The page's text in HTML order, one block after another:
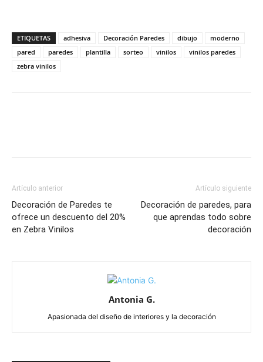
ETIQUETAS adhesiva Decoración Paredes dibujo
moderno
pared
paredes plantilla sorteo vinilos
vinilos paredes
zebra vinilos
Artículo anterior
Decoración de Paredes te
ofrece un descuento del 20%
en Zebra Vinilos
Artículo siguiente
Decoración de paredes, para
que aprendas todo sobre
decoración
Antonia G.
Apasionada del diseño de interiores y la decoración